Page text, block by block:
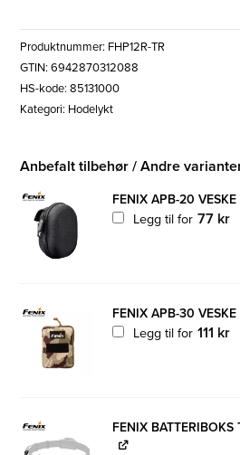
Produktnummer: FHP12R-TR
GTIN: 6942870312088
HS-kode: 85131000
Kategori: Hodelykt
Anbefalt tilbehør / Andre
FENIX APB-20
Legg til for 77 kr
FENIX APB-30
Legg til for 111 kr
FENIX